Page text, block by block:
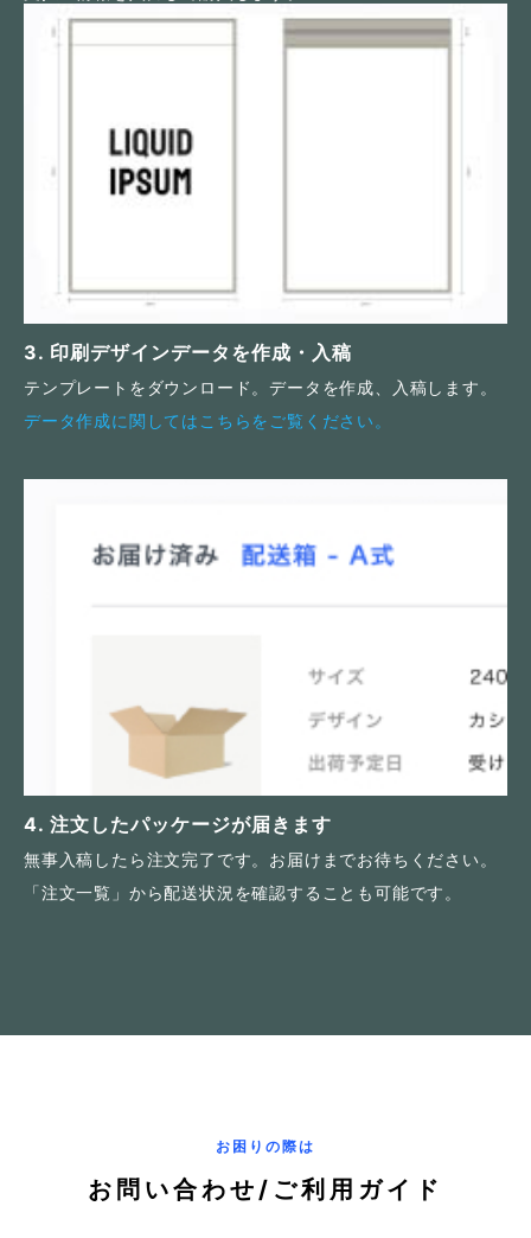
3. 印刷デザインデータを作成・入稿
テンプレートをダウンロード。データを作成、入稿します。
データ作成に関してはこちらをご覧ください。
4. 注文したパッケージが届きます
無事入稿したら注文完了です。お届けまでお待ちください。
「注文一覧」から配送状況を確認することも可能です。
お困りの際は
お問い合わせ/ご利用ガイド